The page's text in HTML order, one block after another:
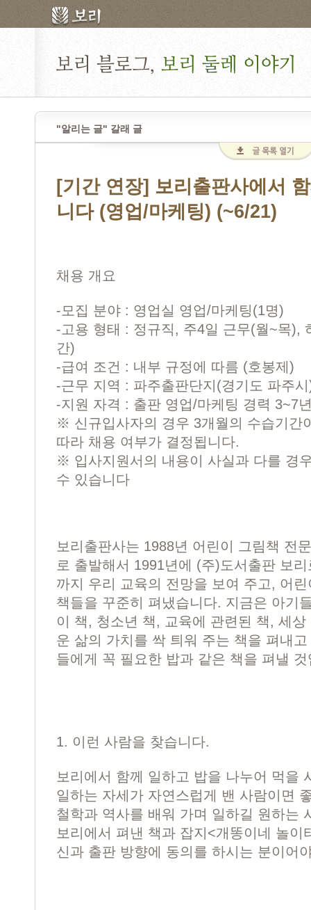
"알리는 글" 갈래 글
[기간 연장] 보리출판사에서
니다 (영업/마케팅) (~6/21)
채용 개요
-모집 분야 : 영업실 영업/마케팅(1명)
-고용 형태 : 정규직, 주4일 근무(월~목),
간)
-급여 조건 : 내부 규정에 따름 (호봉제)
-근무 지역 : 파주출판단지(경기도 파주
-지원 자격 : 출판 영업/마케팅 경력 3~7
※ 신규입사자의 경우 3개월의 수습기간
따라 채용 여부가 결정됩니다.
※ 입사지원서의 내용이 사실과 다를 경
수 있습니다
보리출판사는 1988년 어린이 그림책 전
로 출발해서 1991년에 (주)도서출판 보
까지 우리 교육의 전망을 보여 주고, 어
책들을 꾸준히 펴냈습니다. 지금은 아기
이 책, 청소년 책, 교육에 관련된 책, 세
운 삶의 가치를 싹 틔워 주는 책을 펴내
들에게 꼭 필요한 밥과 같은 책을 펴낼
1. 이런 사람을 찾습니다.
보리에서 함께 일하고 밥을 나누어 먹을
일하는 자세가 자연스럽게 밴 사람이면
철학과 역사를 배워 가며 일하길 원하는
보리에서 펴낸 책과 잡지<개똥이네 놀이
신과 출판 방향에 동의를 하시는 분이어